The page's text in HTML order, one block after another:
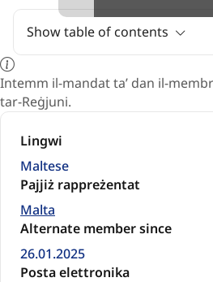
Show table of contents
Intemm il-mandat ta’ dan il-
tar-Reġjuni.
Lingwi
Maltese
Pajjiż rappreżentat
Malta
Alternate member since
26.01.2025
Posta elettronika